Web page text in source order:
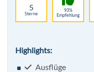
5
Sterne
93%
Empfehlung
Highlights:
Ausflüge